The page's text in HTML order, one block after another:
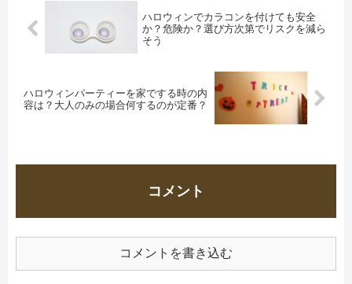
ハロウィンでカラコンを付けても安全
か？危険か？選び方次第でリスクを減ら
そう
ハロウィンパーティーを家でする時の内
容は？大人のみの場合何するのが定番？
コメント
コメントを書き込む